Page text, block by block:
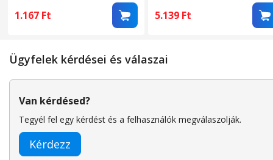
1.167 Ft 5.139 Ft
Ügyfelek kérdései és válaszai
Van kérdésed?
Tegyél fel egy kérdést és a felhasználók megválaszolják.
Kérdezz